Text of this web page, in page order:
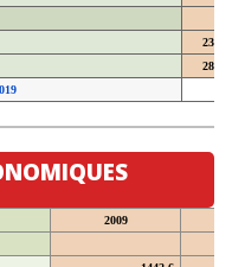
2009
1442,6